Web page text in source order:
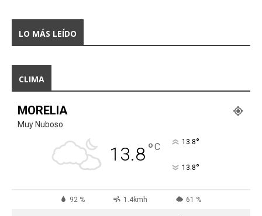
LO MÁS LEÍDO
CLIMA
MORELIA
Muy Nuboso
13.8°C 13.8°
13.8°
92 % 1.4kmh 61 %